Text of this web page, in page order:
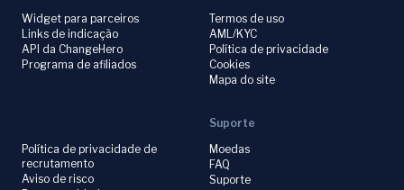
Widget para parceiros
Links de indicação
API da ChangeHero
Programa de afiliados
Termos de uso
AML/KYC
Política de privacidade
Cookies
Mapa do site
Política de privacidade de
recrutamento
Aviso de risco
Suporte
Moedas
FAQ
Suporte